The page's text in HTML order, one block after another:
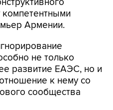
Армении.
не только
развитие ЕАЭС, но и
к нему со
сообщества